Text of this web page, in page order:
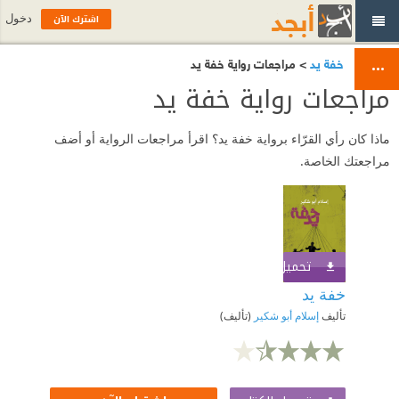
خفة يد> مراجعات رواية خفة يد
مراجعات رواية خفة يد
ماذا كان رأي القرّاء برواية خفة يد؟ اقرأ مراجعات الرواية أو أضف
مراجعتك الخاصة.
تحميل الكتاب
خفة يد
تأليفإسلام أبو شكير (تأليف)
اشترك الآن دخول